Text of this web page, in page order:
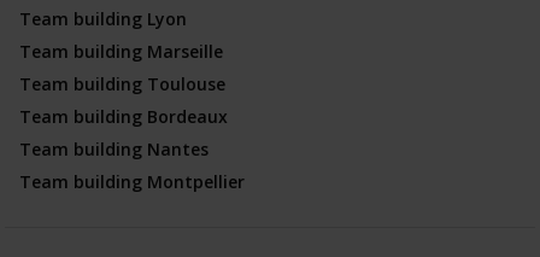
Team building Lyon
Team building Marseille
Team building Toulouse
Team building Bordeaux
Team building Nantes
Team building Montpellier